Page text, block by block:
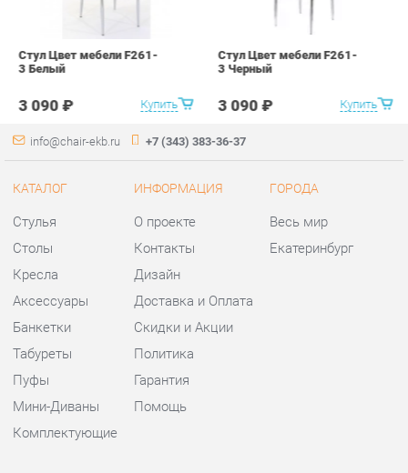
info@chair-ekb.ru
КАТАЛОГ
Столы
Кресла
Аксессуары
Банкетки
Комплектующие
ИНФОРМАЦИЯ
Контакты
Дизайн
Доставка и Оплата
Скидки и Акции
ГОРОДА
Екатеринбург
КОНТАКТЫ
Шоурум и склад самовывоза
Адрес: г. Екатеринбург,
ул.Металлургов, 84
Телефон: +7 (343) 383-36-37